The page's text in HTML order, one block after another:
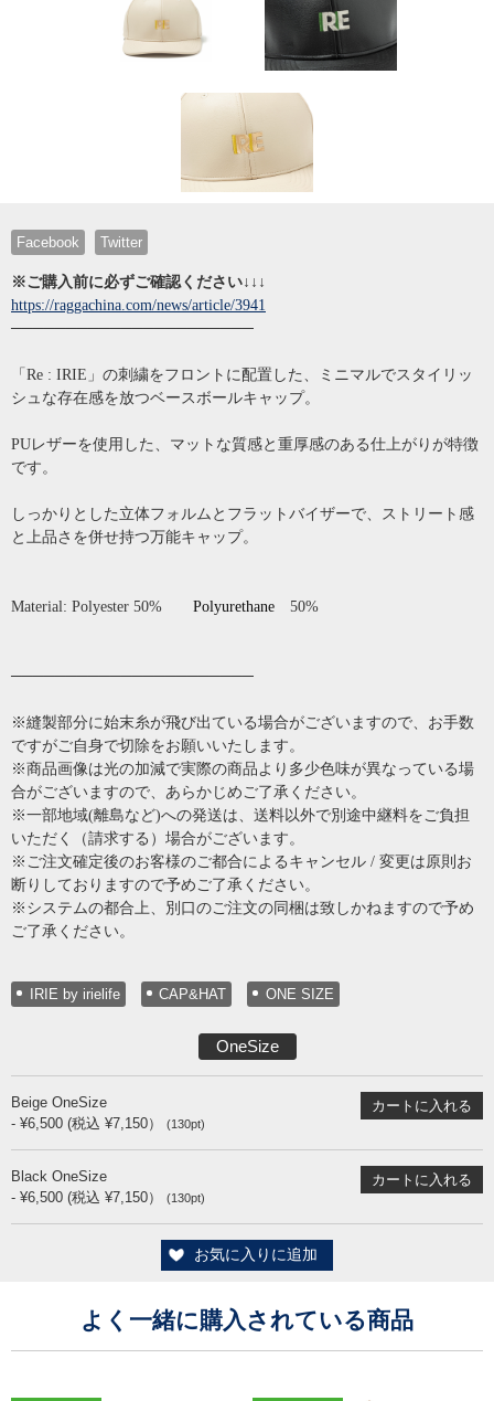
Facebook Twitter
※ご購入前に必ずご確認ください↓↓↓
https://raggachina.com/news/article/3941
──────────────────────
「Re : IRIE」の刺繍をフロントに配置した、ミニマルでスタイリッ
シュな存在感を放つベースボールキャップ。
PUレザーを使用した、マットな質感と重厚感のある仕上がりが特徴
です。
しっかりとした立体フォルムとフラットバイザーで、ストリート感
と上品さを併せ持つ万能キャップ。
Material: Polyester 50% Polyurethane 50%
──────────────────────
※縫製部分に始末糸が飛び出ている場合がございますので、お手数
ですがご自身で切除をお願いいたします。
※商品画像は光の加減で実際の商品より多少色味が異なっている場
合がございますので、あらかじめご了承ください。
※一部地域(離島など)への発送は、送料以外で別途中継料をご負担
いただく（請求する）場合がございます。
※ご注文確定後のお客様のご都合によるキャンセル / 変更は原則お
断りしておりますので予めご了承ください。
※システムの都合上、別口のご注文の同梱は致しかねますので予め
ご了承ください。
IRIE by irielife CAP&HAT ONE SIZE
OneSize
Beige OneSize
- ¥6,500 (税込 ¥7,150）
(130pt)
Black OneSize
- ¥6,500 (税込 ¥7,150）
(130pt)
お気に入りに追加
よく一緒に購入されている商品